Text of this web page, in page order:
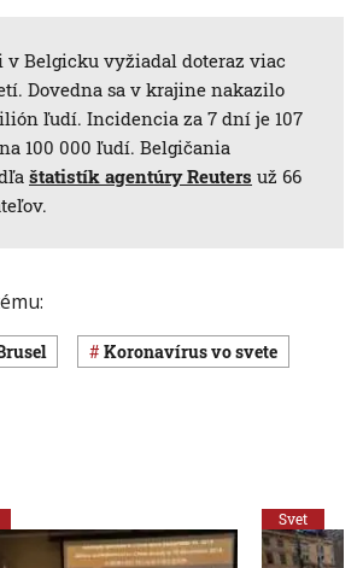
v Belgicku vyžiadal doteraz viac
Dovedna sa v krajine nakazilo
ľudí. Incidencia za 7 dní je 107
100 000 ľudí. Belgičania
štatistík agentúry Reuters už 66
Brusel koronavírus vo svete
Svet